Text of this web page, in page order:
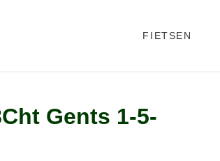
FIETSEN
Gents 1-5-